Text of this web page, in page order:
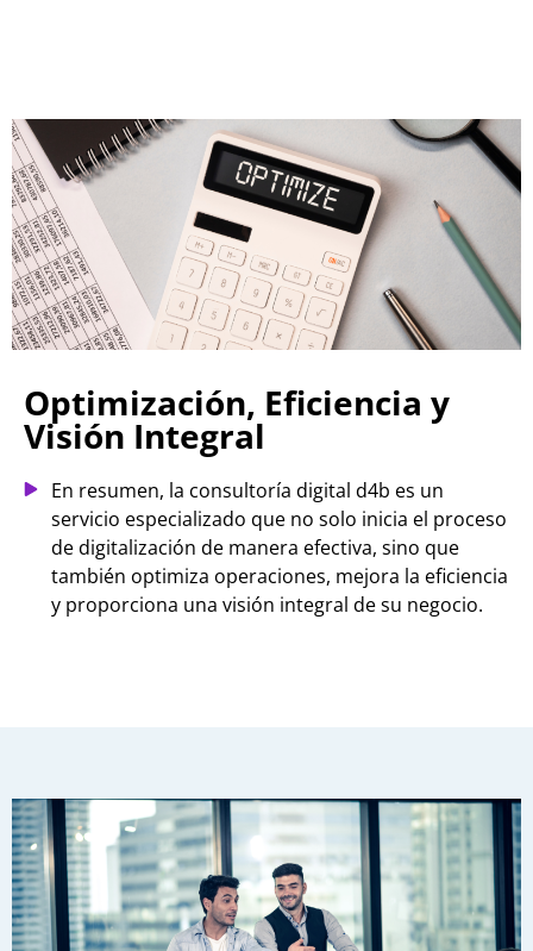
Optimización, Eficiencia y
Visión Integral
En resumen, la consultoría digital d4b es un
servicio especializado que no solo inicia el proceso
de digitalización de manera efectiva, sino que
también optimiza operaciones, mejora la eficiencia
y proporciona una visión integral de su negocio.